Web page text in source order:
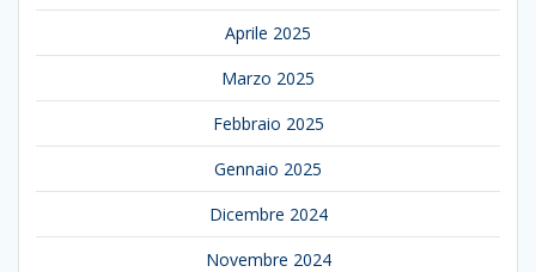
Aprile 2025
Marzo 2025
Febbraio 2025
Gennaio 2025
Dicembre 2024
Novembre 2024